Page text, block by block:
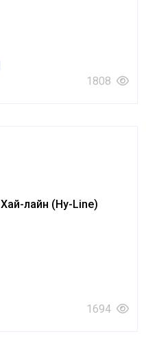
1808
Хай-лайн (Hy-Line)
1694